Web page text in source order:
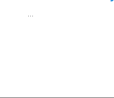
...